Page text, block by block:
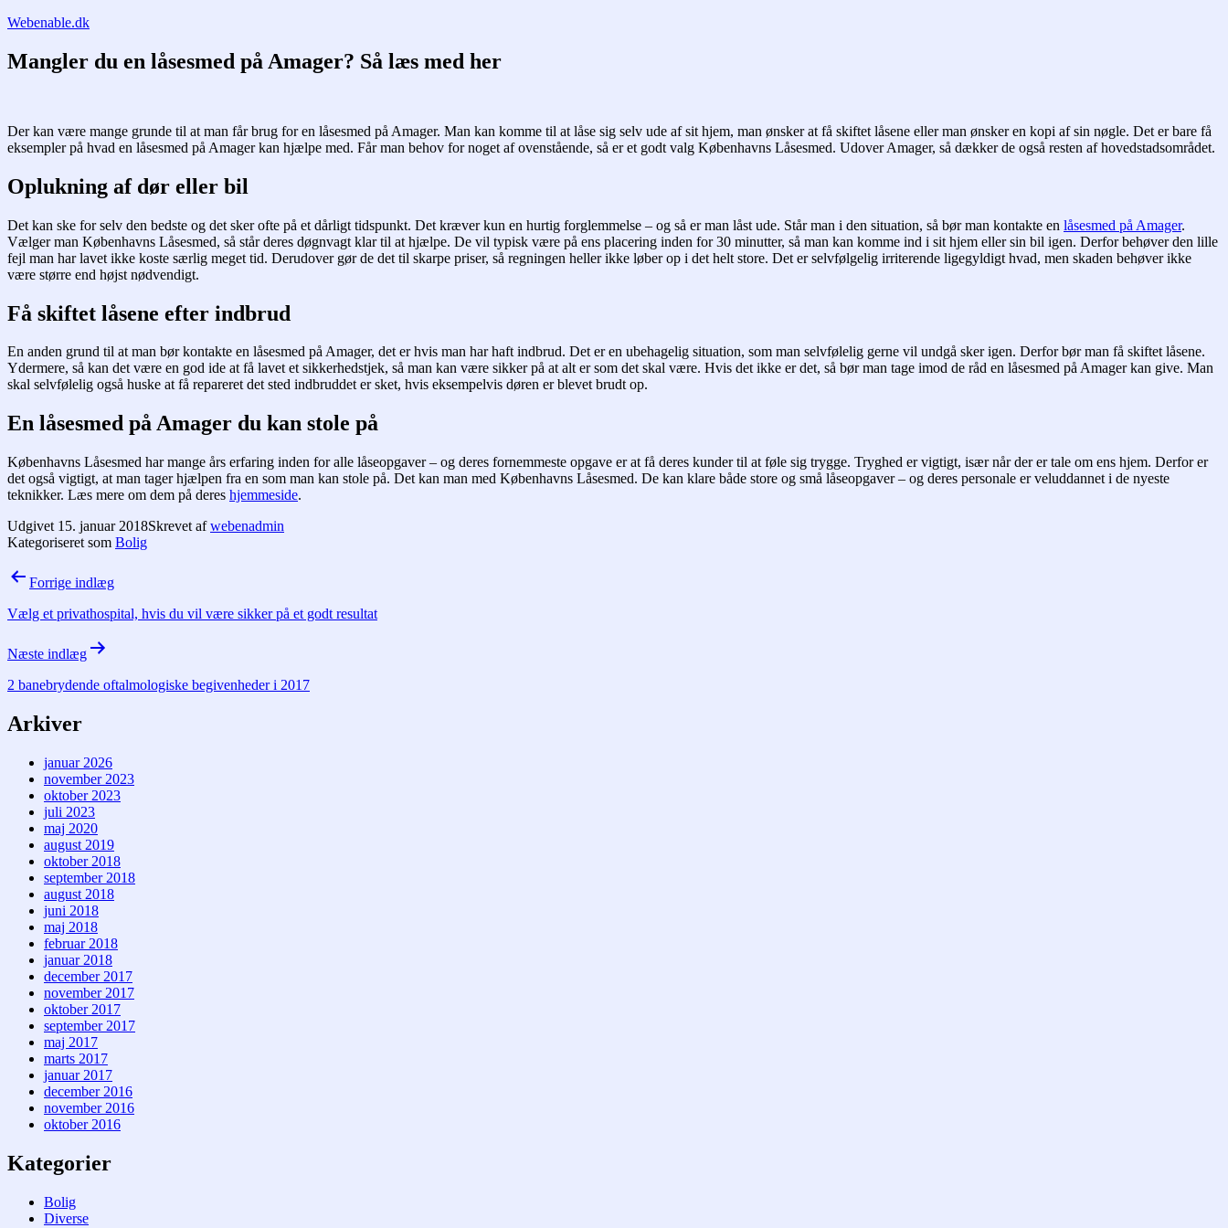
Fortsæt
indhold
Webenable.dk
Mangler du en låsesmed på Amager? Så læs med her
Der kan være mange grunde til at man får brug for en låsesmed på Amager. Man kan komme til at låse sig selv ude af sit hjem, man ønsker at få skiftet låsene eller man ønsker en kopi af sin nøgle. Det er bare få
eksempler på hvad en låsesmed på Amager kan hjælpe med. Får man behov for noget af ovenstående, så er et godt valg Københavns Låsesmed. Udover Amager, så dækker de også resten af hovedstadsområdet.
Oplukning af dør eller bil
Det kan ske for selv den bedste og det sker ofte på et dårligt tidspunkt. Det kræver kun en hurtig forglemmelse – og så er man låst ude. Står man i den situation, så bør man kontakte en låsesmed på Amager.
Vælger man Københavns Låsesmed, så står deres døgnvagt klar til at hjælpe. De vil typisk være på ens placering inden for 30 minutter, så man kan komme ind i sit hjem eller sin bil igen. Derfor behøver den lille
fejl man har lavet ikke koste særlig meget tid. Derudover gør de det til skarpe priser, så regningen heller ikke løber op i det helt store. Det er selvfølgelig irriterende ligegyldigt hvad, men skaden behøver ikke
være større end højst nødvendigt.
Få skiftet låsene efter indbrud
En anden grund til at man bør kontakte en låsesmed på Amager, det er hvis man har haft indbrud. Det er en ubehagelig situation, som man selvfølelig gerne vil undgå sker igen. Derfor bør man få skiftet låsene.
Ydermere, så kan det være en god ide at få lavet et sikkerhedstjek, så man kan være sikker på at alt er som det skal være. Hvis det ikke er det, så bør man tage imod de råd en låsesmed på Amager kan give. Man
skal selvfølelig også huske at få repareret det sted indbruddet er sket, hvis eksempelvis døren er blevet brudt op.
En låsesmed på Amager du kan stole på
Københavns Låsesmed har mange års erfaring inden for alle låseopgaver – og deres fornemmeste opgave er at få deres kunder til at føle sig trygge. Tryghed er vigtigt, især når der er tale om ens hjem. Derfor er
det også vigtigt, at man tager hjælpen fra en som man kan stole på. Det kan man med Københavns Låsesmed. De kan klare både store og små låseopgaver – og deres personale er veluddannet i de nyeste
teknikker. Læs mere om dem på deres hjemmeside.
Udgivet 15. januar 2018Skrevet afwebenadmin
Kategoriseret som Bolig
Indlægsnavigation
Forrige indlæg
Vælg et privathospital, hvis du vil være sikker på et godt resultat
Næste indlæg
2 banebrydende oftalmologiske begivenheder i 2017
Arkiver
januar 2026
november 2023
oktober 2023
juli 2023
maj 2020
august 2019
oktober 2018
september 2018
august 2018
juni 2018
maj 2018
februar 2018
januar 2018
december 2017
november 2017
oktober 2017
september 2017
maj 2017
marts 2017
januar 2017
december 2016
november 2016
oktober 2016
Kategorier
Bolig
Diverse